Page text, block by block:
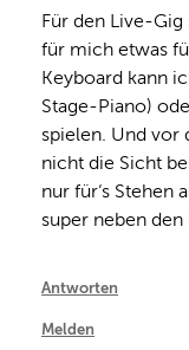
Für den Live-
für mich etwas
Keyboard kann
Stage-Piano)
spielen. Und vor
nicht die Sicht
nur für‘s Stehen
super neben
Antworten
Melden